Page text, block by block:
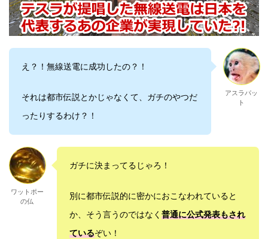
え？！無線送電に成功したの？！
それは都市伝説とかじゃなくて、ガチのやつだ
ったりするわけ？！
アスラパッ
ト
ワットポー
の仏
ガチに決まってるじゃろ！
別に都市伝説的に密かにおこなわれていると
か、そう言うのではなく 普通に公式発表もされ
ているぞい！